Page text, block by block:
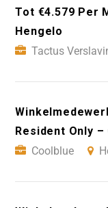
Tot €4.579 Per
Hengelo
Tactus
Resident Only
Coolblue